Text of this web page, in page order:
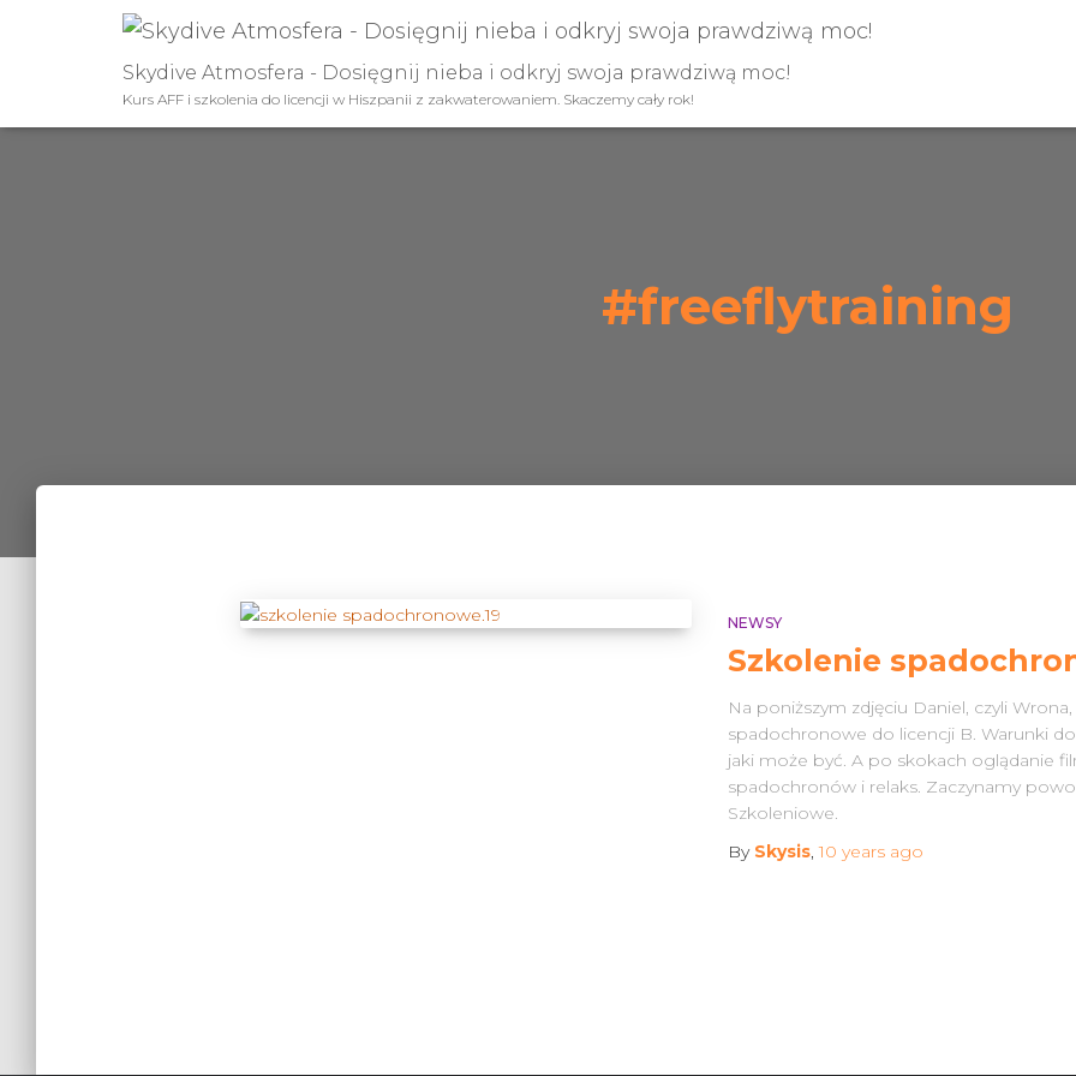
Skydive Atmosfera - Dosięgnij nieba i odkryj swoja prawdziwą moc!
Kurs AFF i szkolenia do licencji w Hiszpanii z zakwaterowaniem. Skaczemy cały rok!
#freeflytraining
NEWSY
Szkolenie
Na poniższym zdjęciu Daniel, czyli
spadochronowe do licencji B. Warunki
jaki może być. A po skokach oglądanie
spadochronów i relaks. Zaczynamy
Szkoleniowe.
By Skysis,10 yearsago